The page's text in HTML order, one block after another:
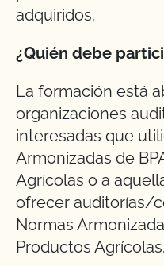
adquiridos.
¿Quién debe
La formación está
organizaciones
interesadas que
Armonizadas de
Agrícolas o a
ofrecer auditorías/
Normas
Productos